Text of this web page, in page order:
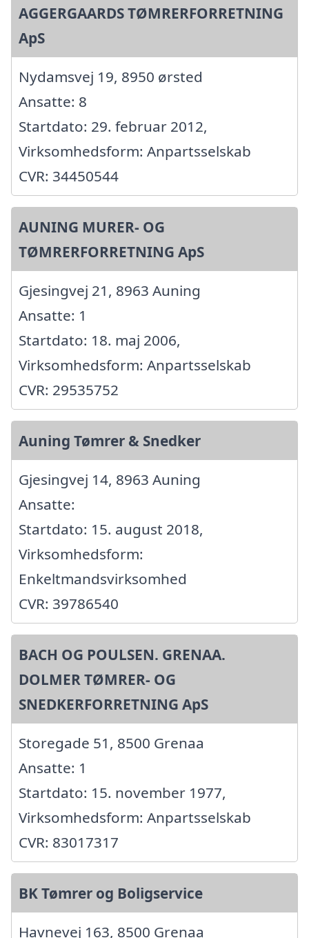
AGGERGAARDS TØMRERFORRETNING
ApS
Nydamsvej 19, 8950 ørsted
Ansatte: 8
Startdato: 29. februar 2012,
Virksomhedsform: Anpartsselskab
CVR: 34450544
AUNING MURER- OG
TØMRERFORRETNING ApS
Gjesingvej 21, 8963 Auning
Ansatte: 1
Startdato: 18. maj 2006,
Virksomhedsform: Anpartsselskab
CVR: 29535752
Auning Tømrer & Snedker
Gjesingvej 14, 8963 Auning
Ansatte:
Startdato: 15. august 2018,
Virksomhedsform:
Enkeltmandsvirksomhed
CVR: 39786540
BACH OG POULSEN. GRENAA.
DOLMER TØMRER- OG
SNEDKERFORRETNING ApS
Storegade 51, 8500 Grenaa
Ansatte: 1
Startdato: 15. november 1977,
Virksomhedsform: Anpartsselskab
CVR: 83017317
BK Tømrer og Boligservice
Havnevej 163, 8500 Grenaa